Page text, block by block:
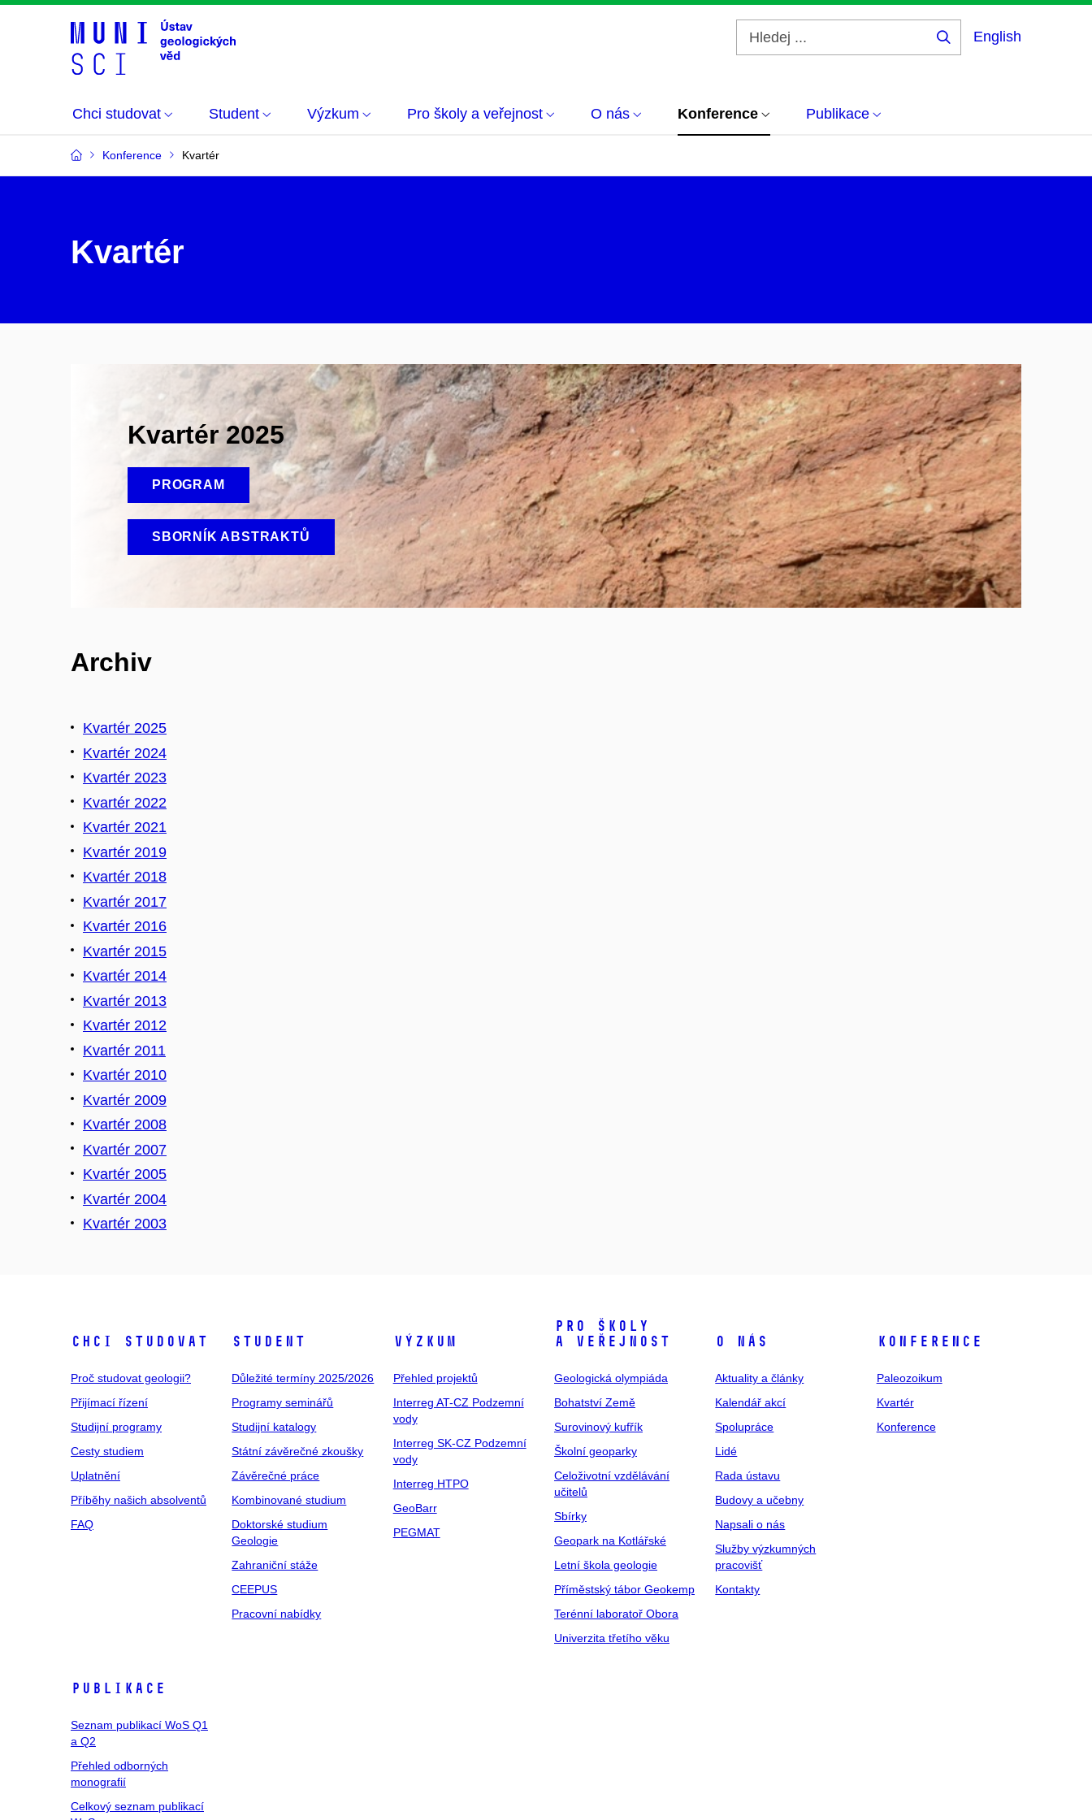
English
Chci studovat Student Výzkum Pro školy a veřejnost O nás Konference Publikace
Konference Kvartér
Kvartér
Kvartér 2025
PROGRAM
SBORNÍK ABSTRAKTŮ
Archiv
Kvartér 2025
Kvartér 2024
Kvartér 2023
Kvartér 2022
Kvartér 2021
Kvartér 2019
Kvartér 2018
Kvartér 2017
Kvartér 2016
Kvartér 2015
Kvartér 2014
Kvartér 2013
Kvartér 2012
Kvartér 2011
Kvartér 2010
Kvartér 2009
Kvartér 2008
Kvartér 2007
Kvartér 2005
Kvartér 2004
Kvartér 2003
Chci studovat
Proč studovat geologii?
Přijímací řízení
Studijní programy
Cesty studiem
Uplatnění
Příběhy našich absolventů
FAQ
Student
Důležité termíny 2025/2026
Programy seminářů
Studijní katalogy
Státní závěrečné zkoušky
Závěrečné práce
Kombinované studium
Doktorské studium
Geologie
Zahraniční stáže
CEEPUS
Pracovní nabídky
Výzkum
Přehled projektů
Interreg AT-CZ Podzemní
vody
Interreg SK-CZ Podzemní
vody
Interreg HTPO
GeoBarr
PEGMAT
Pro školy
a veřejnost
Geologická olympiáda
Bohatství Země
Surovinový kufřík
Školní geoparky
Celoživotní vzdělávání
učitelů
Sbírky
Geopark na Kotlářské
Letní škola geologie
Příměstský tábor Geokemp
Terénní laboratoř Obora
Univerzita třetího věku
O nás
Aktuality a články
Kalendář akcí
Spolupráce
Lidé
Rada ústavu
Budovy a učebny
Napsali o nás
Služby výzkumných
pracovišť
Kontakty
Konference
Paleozoikum
Kvartér
Konference
Publikace
Seznam publikací WoS Q1
a Q2
Přehled odborných
monografií
Celkový seznam publikací